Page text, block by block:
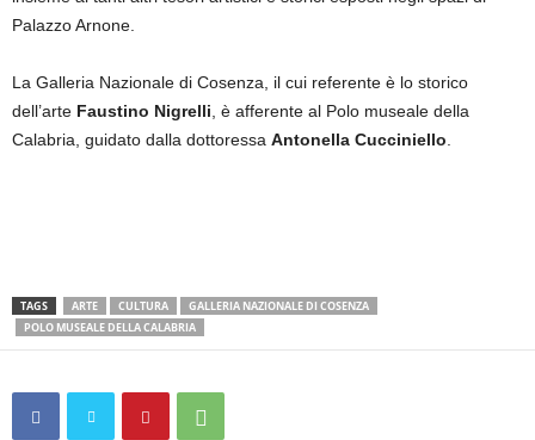
Palazzo Arnone.
La Galleria Nazionale di Cosenza, il cui referente è lo storico
dell’arte Faustino Nigrelli , è afferente al Polo museale della
Calabria, guidato dalla dottoressa Antonella Cucciniello
TAGS ARTE CULTURA
GALLERIA NAZIONALE DI COSENZA
POLO MUSEALE DELLA CALABRIA